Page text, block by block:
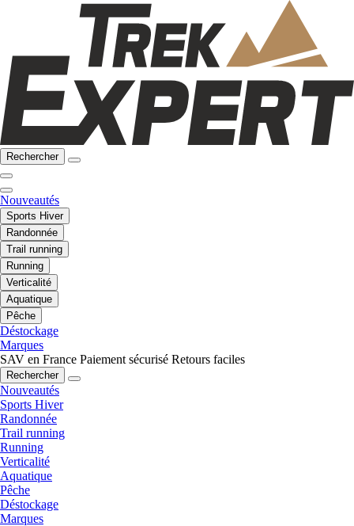
Rechercher
Nouveautés
Sports Hiver
Randonnée
Trail running
Running
Verticalité
Aquatique
Pêche
Déstockage
Marques
SAV en France Paiement sécurisé Retours faciles
Rechercher
Nouveautés
Sports Hiver
Randonnée
Trail running
Running
Verticalité
Aquatique
Pêche
Déstockage
Marques